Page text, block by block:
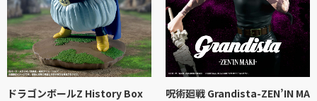
ドラゴンボールZ History Box
呪術廻戦 Grandista-ZEN’IN MA